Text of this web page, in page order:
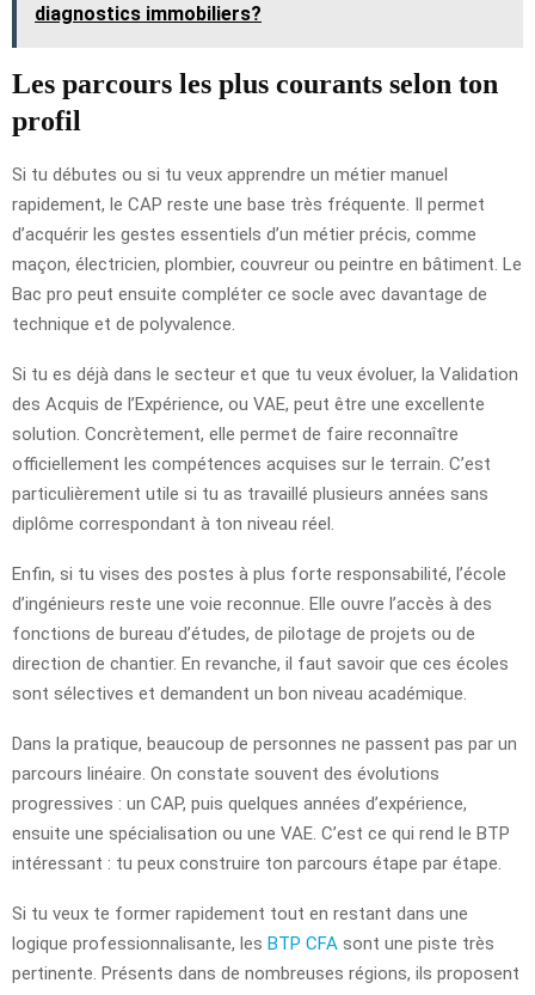
diagnostics immobiliers?
Les parcours les plus courants selon ton
profil
Si tu débutes ou si tu veux apprendre un métier manuel
rapidement, le CAP reste une base très fréquente. Il permet
d’acquérir les gestes essentiels d’un métier précis, comme
maçon, électricien, plombier, couvreur ou peintre en bâtiment. Le
Bac pro peut ensuite compléter ce socle avec davantage de
technique et de polyvalence.
Si tu es déjà dans le secteur et que tu veux évoluer, la Validation
des Acquis de l’Expérience, ou VAE, peut être une excellente
solution. Concrètement, elle permet de faire reconnaître
officiellement les compétences acquises sur le terrain. C’est
particulièrement utile si tu as travaillé plusieurs années sans
diplôme correspondant à ton niveau réel.
Enfin, si tu vises des postes à plus forte responsabilité, l’école
d’ingénieurs reste une voie reconnue. Elle ouvre l’accès à des
fonctions de bureau d’études, de pilotage de projets ou de
direction de chantier. En revanche, il faut savoir que ces écoles
sont sélectives et demandent un bon niveau académique.
Dans la pratique, beaucoup de personnes ne passent pas par un
parcours linéaire. On constate souvent des évolutions
progressives : un CAP, puis quelques années d’expérience,
ensuite une spécialisation ou une VAE. C’est ce qui rend le BTP
intéressant : tu peux construire ton parcours étape par étape.
Si tu veux te former rapidement tout en restant dans une
logique professionnalisante, les BTP CFA sont une piste très
pertinente. Présents dans de nombreuses régions, ils proposent